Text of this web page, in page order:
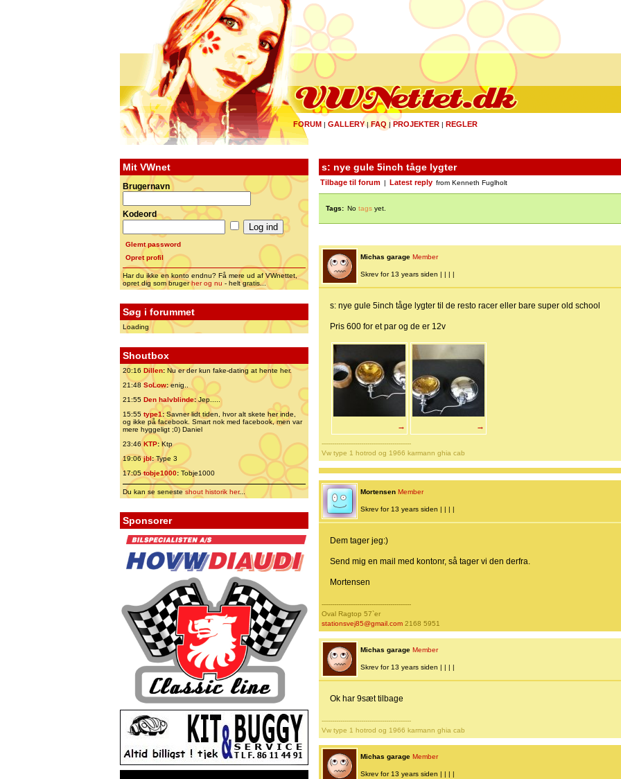
FORUM | GALLERY|FAQ | PROJEKTER | REGLER
Mit VWnet
Brugernavn
Kodeord
Glemt password
Opret profil
Har du ikke en konto endnu? Få mere ud af VWnettet,
opret dig som brugerher og nu - helt gratis...
Søg i forummet
Loading
Shoutbox
20:16 Dillen: Nu er der kun fake-dating at hente her.
21:48 SoLow:enig..
21:55 Den halvblinde:Jep.....
15:55 type1:Savner lidt tiden, hvor alt skete her inde,
og ikke på facebook. Smart nok med facebook, men var
mere hyggeligt ;0) Daniel
23:46 KTP:Ktp
19:06jbl:Type 3
17:05tobje1000: Tobje1000
Du kan se senesteshout historik her...
Sponsorer
s: nye gule 5inch tåge lygter
Tilbage til forum Latest reply from Kenneth Fuglholt
Tags: No tags yet.
Michas garage Member
Skrev for 13 years siden | | | |
s: nye gule 5inch tåge lygter til de resto racer eller bare super old school
Pris 600 for et par og de er 12v
→ →
-------------------------------------------
Vw type 1 hotrod og 1966 karmann ghia cab
Mortensen Member
Skrev for 13 years siden | | | |
Dem tager jeg:)
Send mig en mail med kontonr, så tager vi den derfra.
Mortensen
-------------------------------------------
Oval Ragtop 57`er
stationsvej85@gmail.com 2168 5951
Michas garage Member
Skrev for 13 years siden | | | |
Ok har 9sæt tilbage
-------------------------------------------
Vw type 1 hotrod og 1966 karmann ghia cab
Michas garage Member
Skrev for 13 years siden | | | |